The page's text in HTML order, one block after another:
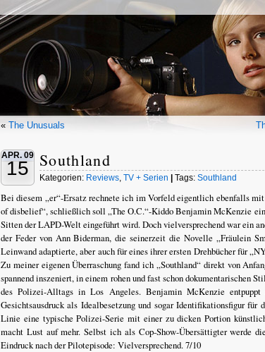
« The Unusuals
APR. 09
15 Southland
Kategorien: Reviews, TV + Serien Tags: Southland
Bei diesem „er“-Ersatz rechnete ich im Vorfeld eigentlich ebenfalls mit
of disbelief“, schließlich soll „The O.C.“-Kiddo Benjamin McKenzie
Sitten der LAPD-Welt eingeführt wird. Doch vielversprechend war ein
der Feder von Ann Biderman, die seinerzeit die Novelle „Fräulein
Leinwand adaptierte, aber auch für eines ihrer ersten Drehbücher für
Zu meiner eigenen Überraschung fand ich „Southland“ direkt von
spannend inszeniert, in einem rohen und fast schon dokumentarischen
des Polizei-Alltags in Los Angeles. Benjamin McKenzie
Gesichtsausdruck als Idealbesetzung und sogar Identifikationsfigur
Linie eine typische Polizei-Serie mit einer zu dicken Portion
macht Lust auf mehr. Selbst ich als Cop-Show-Übersättigter werde
Eindruck nach der Pilotepisode: Vielversprechend. 7/10